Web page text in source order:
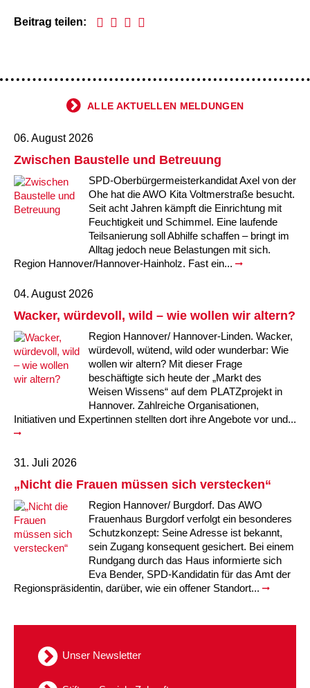
Beitrag teilen:
ALLE AKTUELLEN MELDUNGEN
06. August 2026
Zwischen Baustelle und Betreuung
SPD-Oberbürgermeisterkandidat Axel von der
Ohe hat die AWO Kita Voltmerstraße besucht.
Seit acht Jahren kämpft die Einrichtung mit
Feuchtigkeit und Schimmel. Eine laufende
Teilsanierung soll Abhilfe schaffen – bringt im
Alltag jedoch neue Belastungen mit sich.
Region Hannover/Hannover-Hainholz. Fast ein...
04. August 2026
Wacker, würdevoll, wild – wie wollen wir altern?
Region Hannover/ Hannover-Linden. Wacker,
würdevoll, wütend, wild oder wunderbar: Wie
wollen wir altern? Mit dieser Frage
beschäftigte sich heute der „Markt des
Weisen Wissens“ auf dem PLATZprojekt in
Hannover. Zahlreiche Organisationen,
Initiativen und Expertinnen stellten dort ihre Angebote vor und...
31. Juli 2026
„Nicht die Frauen müssen sich verstecken“
Region Hannover/ Burgdorf. Das AWO
Frauenhaus Burgdorf verfolgt ein besonderes
Schutzkonzept: Seine Adresse ist bekannt,
sein Zugang konsequent gesichert. Bei einem
Rundgang durch das Haus informierte sich
Eva Bender, SPD-Kandidatin für das Amt der
Regionspräsidentin, darüber, wie ein offener Standort...
Unser Newsletter